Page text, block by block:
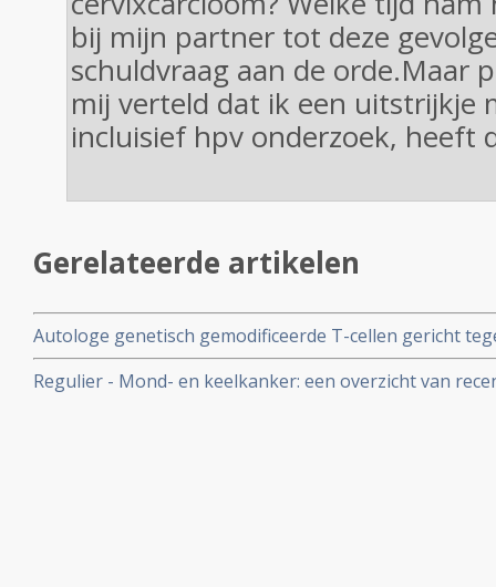
bij mijn partner tot deze
schuldvraag aan de orde.Maar
mij verteld dat ik een uitstrijkje
incluisief hpv onderzoek, heeft
Gerelateerde artikelen
Autologe genetisch gemodificeerde T-cellen gericht
(HPV) 16 E6 geeft bij patienten met vergevorderde
HPV gerelateerde kanker uitstekende resultaten copy
Regulier - Mond- en keelkanker: een overzicht van